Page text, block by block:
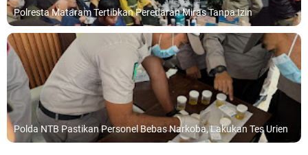
Polresta Mataram Tertibkan Peredaran Miras Tanpa Izin
Polda NTB Pastikan Personel Bebas Narkoba, Lakukan Tes Urien